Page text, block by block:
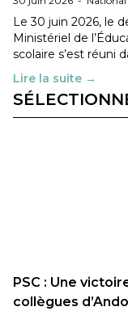
Le 30 juin 2026, le
Ministériel de
scolaire s’est réuni
Lire la suite →
PSC : Une
collègues